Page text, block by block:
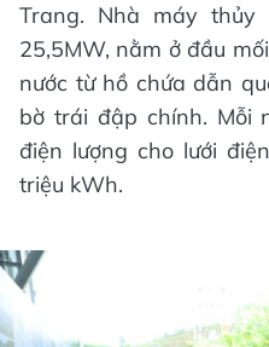
Trang. Nhà máy
25,5MW, nằm ở đầu
nước từ hồ chứa dẫn
bờ trái đập chính. Mỗi
điện lượng cho lưới
triệu kWh.